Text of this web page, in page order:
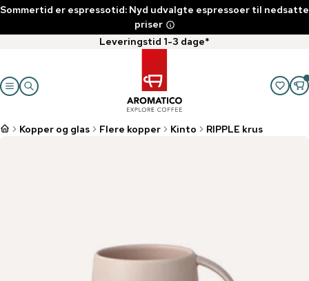
Sommertid er espressotid: Nyd udvalgte espressoer til nedsatte
priser
Leveringstid 1-3 dage*
Kopper og glas Flere kopper Kinto RIPPLE krus